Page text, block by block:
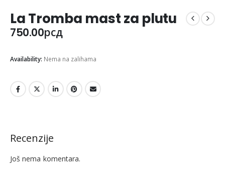
La Tromba mast za plutu
750.00рсд
Availability: Nema na zalihama
Recenzije
Još nema komentara.